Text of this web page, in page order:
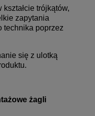
trójkątów,
zapytania
technika poprzez
się z ulotką
żagli